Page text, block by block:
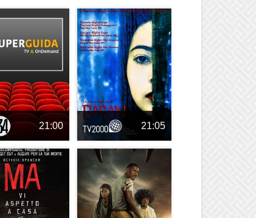
21:00 21:05